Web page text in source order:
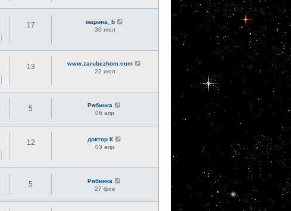
17
марина_b
30 июл
13
www.zarubezhom.com
22 июл
5
Рябинка
06 апр
12
доктор К
03 апр
5
Рябинка
27 фев